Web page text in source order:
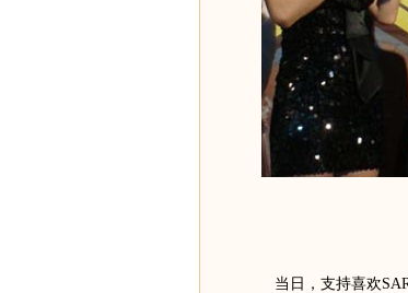
当日，支持喜欢